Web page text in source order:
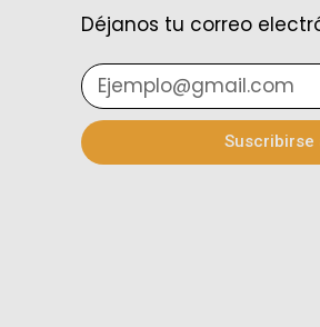
Déjanos tu correo
Suscribirse